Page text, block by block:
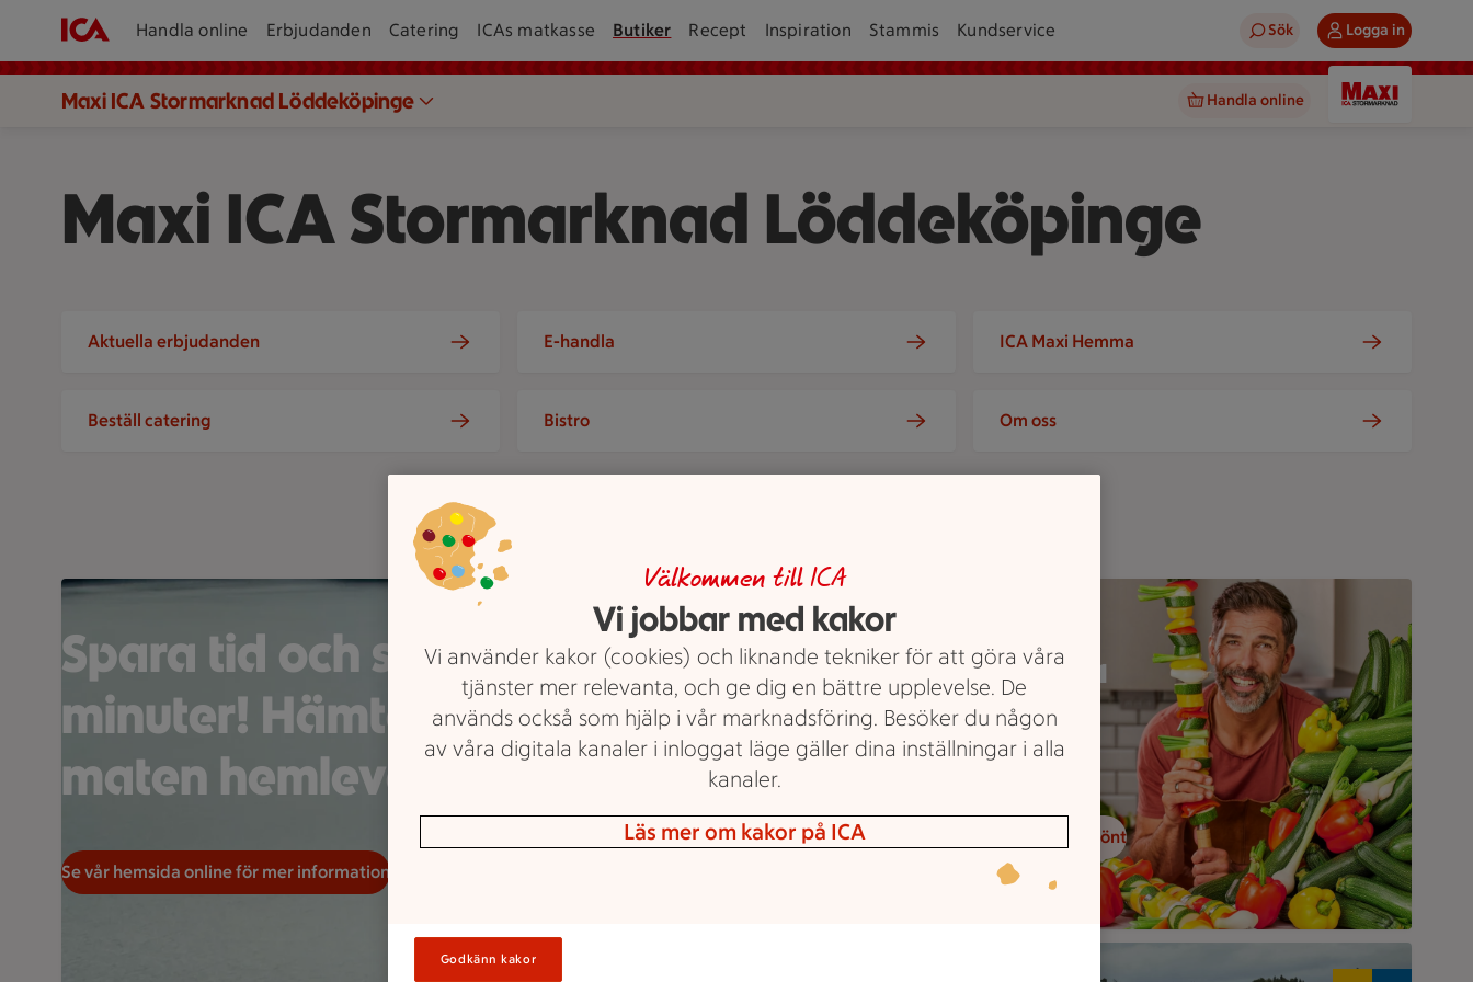
Handla online Erbjudanden Catering ICAs matkasse Butiker Recept Inspiration Stammis Kundservice Sök Logga in
Maxi ICA Stormarknad Löddeköpinge Handla online
Maxi ICA Stormarknad Löddeköpinge
En väg slingrar sig längs kanten av en sjö omgiven av skog.
Spara tid och storhandla på 10
minuter! Hämta själv eller få
maten hemlevererad.
Se vår hemsida online för mer information
Aktuella erbjudanden E-handla ICA Maxi Hemma
Beställ catering Bistro Om oss
En person håller ett grönsaksspett framför en stor hög med
frukterna
av LÅGA
PRISER
Handla frukt & grönt
Välkommen till ICA
Vi jobbar med kakor
Vi använder kakor (cookies) och liknande tekniker för att göra våra
tjänster mer relevanta, och ge dig en bättre upplevelse. De
används också som hjälp i vår marknadsföring. Besöker du någon
av våra digitala kanaler i inloggat läge gäller dina inställningar i alla
kanaler.
Läs mer om kakor på ICA
Godkänn kakor